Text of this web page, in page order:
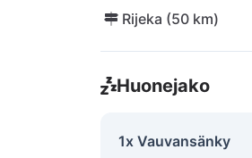
Rijeka (50 km)
Huonejako
1x Vauvansänky